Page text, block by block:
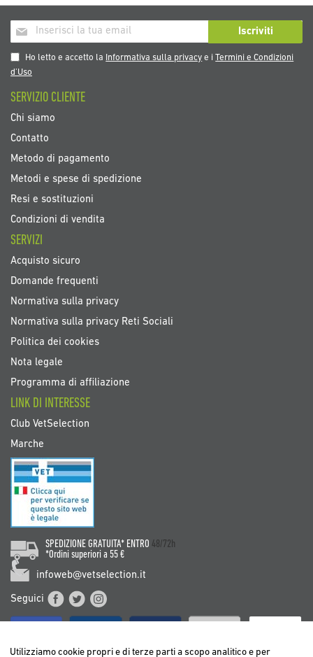
Iscriviti
alla
nostra
Newsletter:
Iscriviti
Ho letto e accetto la Informativa sulla privacy e iTermini e Condizioni
d’Uso
SERVIZIO CLIENTE
Chi siamo
Contatto
Metodo di pagamento
Metodi e spese di spedizione
Resi e sostituzioni
Condizioni di vendita
SERVIZI
Acquisto sicuro
Domande frequenti
Normativa sulla privacy
Normativa sulla privacy Reti Sociali
Politica dei cookies
Nota legale
Programma di affiliazione
LINK DI INTERESSE
Club VetSelection
Marche
SPEDIZIONE GRATUITA* ENTRO 48/72h
*Ordini superiori a 55 €
infoweb@vetselection.it
Seguici
Utilizziamo cookie propri e di terze parti a scopo analitico e per